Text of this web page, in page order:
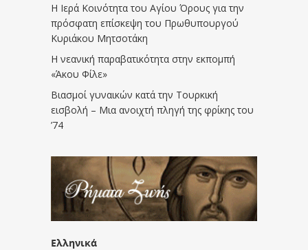
Η Ιερά Κοινότητα του Αγίου Όρους για την
πρόσφατη επίσκεψη του Πρωθυπουργού
Κυριάκου Μητσοτάκη
Η νεανική παραβατικότητα στην εκπομπή
«Άκου Φίλε»
Βιασμοί γυναικών κατά την Τουρκική
εισβολή – Μια ανοιχτή πληγή της φρίκης του
’74
Ελληνικά